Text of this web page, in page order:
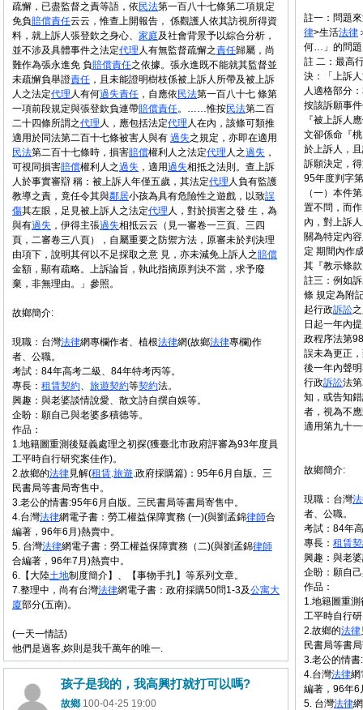
疏懈，已盡監督之責等語，依民法第一百八十七條第二項規定
免負賠償責任云云，惟查上開報告， 係觀護人依其訪視所得資
料，就上訴人張登欽之身心、 家庭及社會背景予以綜合分析，
並不涉及具體事件之法定代理 人有無監督疏懈之責任歸屬，尚
難作為張永進免 負賠償責任之依據。張永進既不能就其監督並
未疏懈負舉證責任 ，且未能證明樹枝係被上訴人所帶及被上訴
人之法定代理 人有何過失責任 ，自應依民法第一百八十七 條第
一項前段規定與張登欽負連帶賠償責任。……惟按民法第二百
二十四條所謂之代理 人，應包括法定代理 人在內，該條可類推
適用於同法第二百十七條被害人與有 過失之規定，亦即在適用
民法第二百十七條時，損害賠償權利人之法定代理 人之過失 ，
可視同損害賠償權利人之過失 ，適用過失相抵之法則。查上訴
人於事實審辯 稱：被上訴人年僅五歲，其法定代理 人負有監護
教導之責，竟任令其與鄰居小孩為具有危險性之遊戲，以致誤
傷其左眼，足見被上訴人之法定代理 人，對於損害之發 生，為
與有過失 ，伊得主張過失相抵云云（見一審卷一三頁、三四
頁，二審卷三八頁），自屬重要之防禦方法，原審未於判決理
由項下，說明其何以不足採取之意 見，亦未減免上訴人之賠償
金額，顯有疏略。上訴論旨，執此指摘原判決不當，求予廢
棄，非無理由。」參照。
故鄉簡介:
現職：台灣法律網專欄作者、植根法律網(故鄉法律專欄)作
者、公職。
考試：84年高考二級、84年特考丙等。
專長： 租賃契約、 旅遊契約等契約法。
興趣：與老婆談情說愛、散文詩自撰自娛等。
企盼：願自己與老婆多積德等。
作品：
1.地籍圖重測後疑義處理之初探(獲臺北市政府評審為93年度員
工平時自行研究案佳作)。
2.故鄉的法律見解(租賃.旅遊.政府採購篇)：95年6月自版。三
民書局等書局寄售中。
3.老公的情書:95年6月自版。三民書局等書局寄售中。
4.台灣法律網電子書：勞工權益保障實務 (一)(與劉孟錦律師合
編著，96年6月)熱賣中。
5. 台灣法律網電子書：勞工權益保障實務（二)(與劉孟錦律師
合編著，96年7月)熱賣中。
6.【大陸土地制度簡介】、【事物手扎】等系列文章。
7.整理中，尚有台灣法律網電子書：政府採購50問1-3及公寓大
廈部分(五南)。
(一天一情話)
他們是過客,妳則是我千萬年的唯一.
註一：問題
律>生活法律
何…」的問題
註 二：最高
決：「上訴
人適格部分
按該訴願事
『被上訴人
文卻係命『
於上訴人，
訴願決定，
95年度判字
（一）本件
置不問，而
內，對上訴
關為特定內
定 期間內作
其『教示條
註三：例如
條 規定為附
起行政訴訟
日起一年內
政程序法第
誤未為更正
後一年內聲
行政訴訟法
知，或告知
者，視為不
適用第九十
故鄉簡介:
現職：台灣
者、公職。
考試：84年
專長： 租賃
興趣：與老
企盼：願自
作品：
1.地籍圖重
工平時自行
2.故鄉的法律
民書局等書
3.老公的情
4.台灣法律網
編著，96年6
5. 台灣法律
孩子是我的，我高興打就打可以嗎?
故鄉100-04-25 19:00